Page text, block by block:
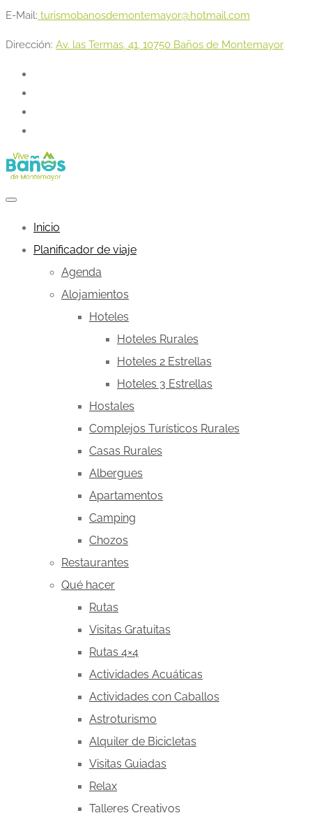
E-Mail: turismobanosdemontemayor@hotmail.com
Dirección: Av. las Termas, 41, 10750 Baños de Montemayor
Inicio
Planificador de viaje
Agenda
Alojamientos
Hoteles
Hoteles Rurales
Hoteles 2 Estrellas
Hoteles 3 Estrellas
Hostales
Complejos Turísticos Rurales
Casas Rurales
Albergues
Apartamentos
Camping
Chozos
Restaurantes
Qué hacer
Rutas
Visitas Gratuitas
Rutas 4×4
Actividades Acuáticas
Actividades con Caballos
Astroturismo
Alquiler de Bicicletas
Visitas Guiadas
Relax
Talleres Creativos